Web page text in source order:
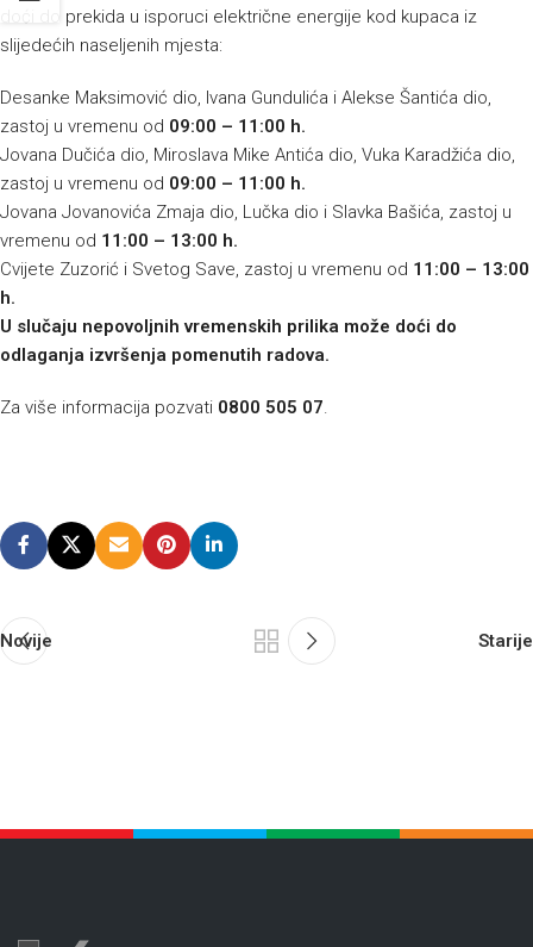
doći do prekida u isporuci električne energije kod kupaca iz
slijedećih naseljenih mjesta:
Desanke Maksimović dio, Ivana Gundulića i Alekse Šantića dio,
zastoj u vremenu od 09:00 – 11:00 h.
Jovana Dučića dio, Miroslava Mike Antića dio, Vuka Karadžića dio,
zastoj u vremenu od 09:00 – 11:00 h.
Jovana Jovanovića Zmaja dio, Lučka dio i Slavka Bašića, zastoj u
vremenu od 11:00 – 13:00 h.
Cvijete Zuzorić i Svetog Save, zastoj u vremenu od 11:00 – 13:00
h.
U slučaju nepovoljnih vremenskih prilika može doći do
odlaganja izvršenja pomenutih radova.
Za više informacija pozvati 0800 505 07.
Novije Starije